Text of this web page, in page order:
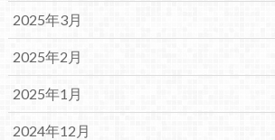
2025年3月
2025年2月
2025年1月
2024年12月